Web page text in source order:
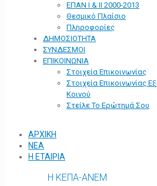
ΕΠΑΝ Ι & ΙΙ 2000-2013
Θεσμικό Πλαίσιο
Πληροφορίες
ΔΗΜΟΣΙΟΤΗΤΑ
ΣΥΝΔΕΣΜΟΙ
ΕΠΙΚΟΙΝΩΝΙΑ
Στοιχεία Επικοινωνίας
Στοιχεία Επικοινωνίας
Κοινού
Στείλε Το Ερώτημά Σου
ΑΡΧΙΚΗ
ΝΕΑ
Η ΕΤΑΙΡΙΑ
Η ΚΕΠΑ-ΑΝΕΜ